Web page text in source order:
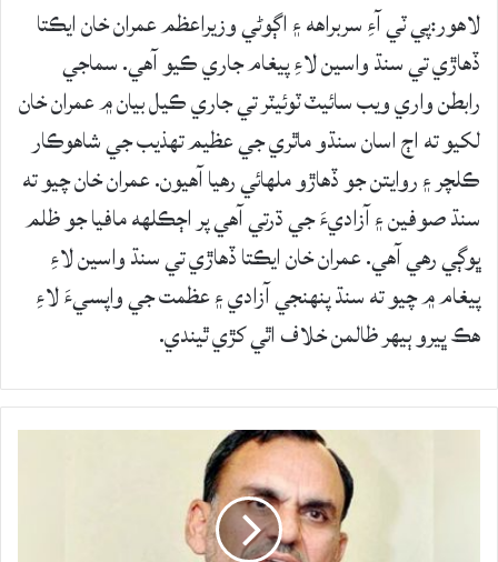
لاهور:پي ٽي آءِ سربراهه ۽ اڳوڻي وزيراعظم عمران خان ايڪتا
ڏهاڙي تي سنڌ واسين لاءِ پيغام جاري ڪيو آهي. سماجي
رابطن واري ويب سائيٽ ٽوئيٽر تي جاري ڪيل بيان ۾ عمران خان
لکيو ته اڄ اسان سنڌو ماٿري جي عظيم تهذيب جي شاهوڪار
ڪلچر ۽ روايتن جو ڏهاڙو ملهائي رهيا آهيون. عمران خان چيو ته
سنڌ صوفين ۽ آزاديءَ جي ڌرتي آهي پر اڄڪلهه مافيا جو ظلم
ڀوڳي رهي آهي. عمران خان ايڪتا ڏهاڙي تي سنڌ واسين لاءِ
پيغام ۾ چيو ته سنڌ پنهنجي آزادي ۽ عظمت جي واپسيءَ لاءِ
هڪ ڀيرو ٻيهر ظالمن خلاف اٿي کڙي ٿيندي.